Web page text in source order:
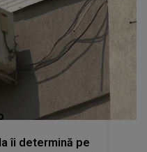
îi determină pe